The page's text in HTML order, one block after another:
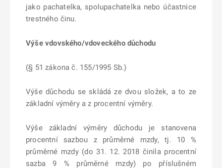
jako pachatelka, spolupachatelka nebo účastnice
trestného činu.
Výše vdovského/vdoveckého důchodu
(§ 51 zákona č. 155/1995 Sb.)
Výše důchodu se skládá ze dvou složek, a to ze
základní výměry a z procentní výměry.
Výše základní výměry důchodu je stanovena
procentní sazbou z průměrné mzdy, tj. 10 %
průměrné mzdy (do 31. 12. 2018 činila procentní
sazba 9 % průměrné mzdy) po příslušném